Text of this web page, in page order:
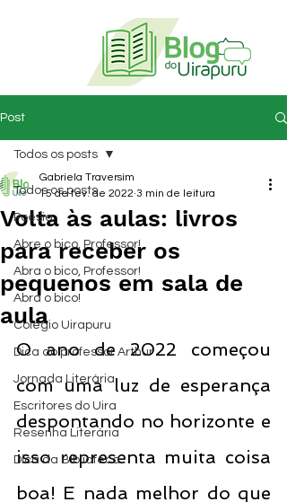
Post
Todos os posts
Poesia
Abre o bico, Professor!
Abra o bico, Professor!
Abra o bico!
Colégio Uirapuru
Dica do professor Arthur
Jornada Literária
Escritores do Uira
Resenha Literária
Dica da Biblioteca
Todos os posts
Volta às aulas: livros
para receber os
pequenos em sala de
aula
Gabriela Traversim
15 de fev. de 2022 3 min de leitura
O ano de 2022 começou
com uma luz de esperança
despontando no horizonte e
isso representa muita coisa
boa! E nada melhor do que